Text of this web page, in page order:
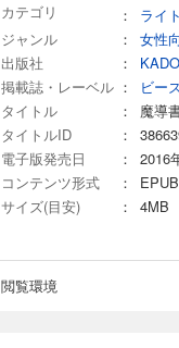
カテゴリ ：
ライ
ジャンル
：
女性
出版社
：
掲載誌・レーベル ：
ビー
タイトル
：
魔導
タイトルID
：
電子版発売日
：
2016
コンテンツ形式
：
EPUB
サイズ(目安)
： 4MB
閲覧環境